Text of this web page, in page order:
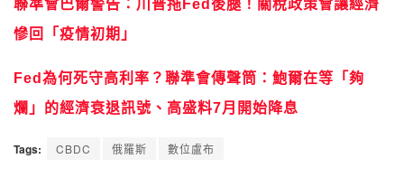
聯準會巴爾警告：川普拖Fed後腿！關稅政策會讓經濟
慘回「疫情初期」
Fed為何死守高利率？聯準會傳聲筒：鮑爾在等「夠
爛」的經濟衰退訊號、高盛料7月開始降息
Tags: CBDC 俄羅斯 數位盧布